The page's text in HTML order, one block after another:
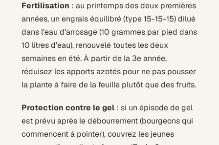
Fertilisation : au printemps des deux premières
années, un engrais équilibré (type 15-15-15) dilué
dans l’eau d’arrosage (10 grammes par pied dans
10 litres d’eau), renouvelé toutes les deux
semaines en été. À partir de la 3e année,
réduisez les apports azotés pour ne pas pousser
la plante à faire de la feuille plutôt que des fruits.
Protection contre le gel : si un épisode de gel
est prévu après le débourrement (bourgeons qui
commencent à pointer), couvrez les jeunes